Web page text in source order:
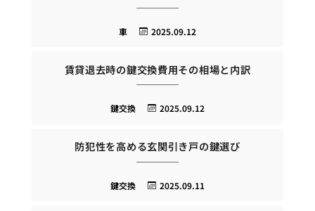
2025.09.12
車
賃貸退去時の鍵交換費用その相場と内訳
2025.09.12
鍵交換
防犯性を高める玄関引き戸の鍵選び
2025.09.11
鍵交換